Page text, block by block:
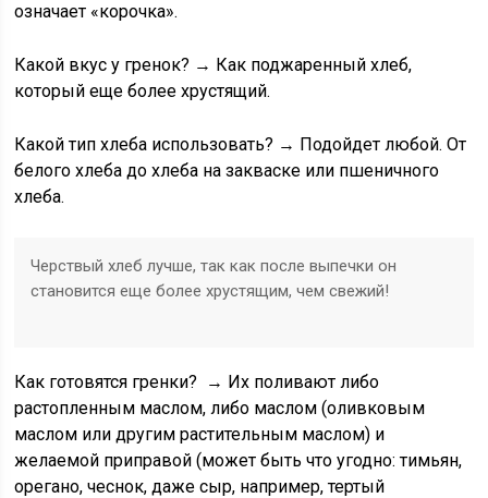
означает «корочка».
Какой вкус у гренок? → Как поджаренный хлеб,
который еще более хрустящий.
Какой тип хлеба использовать? → Подойдет любой. От
белого хлеба до хлеба на закваске или пшеничного
хлеба.
Черствый хлеб лучше, так как после выпечки он
становится еще более хрустящим, чем свежий!
Как готовятся гренки? → Их поливают либо
растопленным маслом, либо маслом (оливковым
маслом или другим растительным маслом) и
желаемой приправой (может быть что угодно: тимьян,
орегано, чеснок, даже сыр, например, тертый